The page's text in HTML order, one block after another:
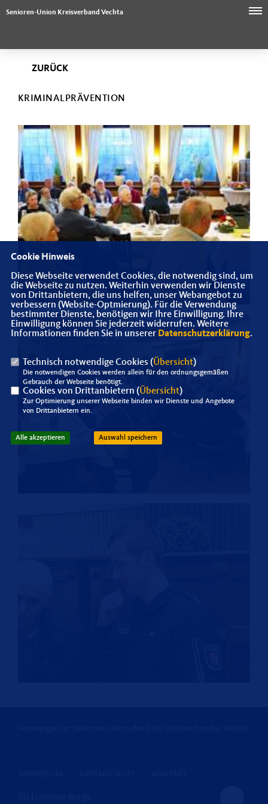
Senioren-Union Kreisverband Vechta
ZURÜCK
KRIMINALPRÄVENTION
Cookie Hinweis
Diese Webseite verwendet Cookies, die notwendig sind, um
die Webseite zu nutzen. Weiterhin verwenden wir Dienste
von Drittanbietern, die uns helfen, unser Webangebot zu
verbessern (Website-Optmierung). Für die Verwendung
bestimmter Dienste, benötigen wir Ihre Einwilligung. Ihre
Einwilligung können Sie jederzeit widerrufen. Weitere
Informationen finden Sie in unserer Datenschutzerklärung.
Technisch notwendige Cookies (Übersicht)
Die notwendigen Cookies werden allein für den ordnungsgemäßen
Gebrauch der Webseite benötigt.
Cookies von Drittanbietern (Übersicht)
Zur Optimierung unserer Webseite binden wir Dienste und Angebote
von Drittanbietern ein.
Alle akzeptieren Auswahl speichern